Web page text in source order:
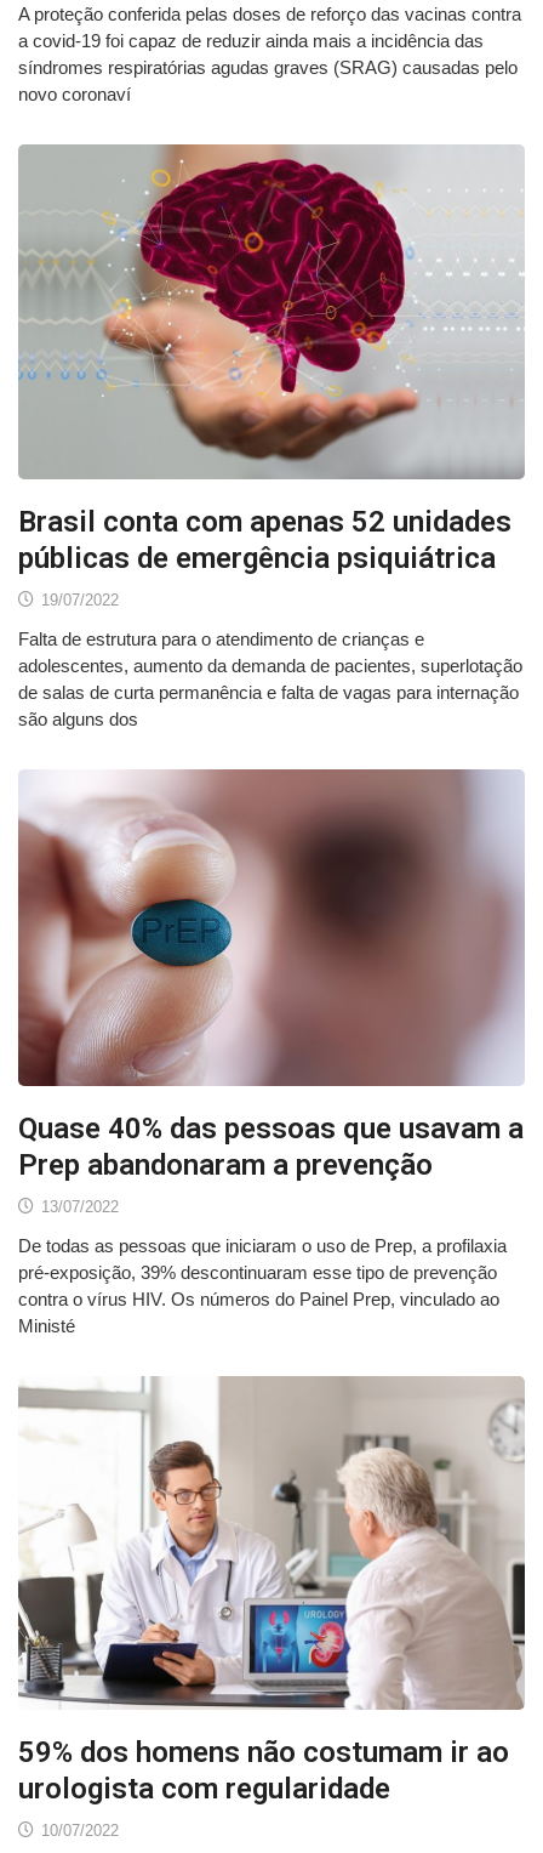
A proteção conferida pelas doses de reforço das vacinas contra
a covid-19 foi capaz de reduzir ainda mais a incidência das
síndromes respiratórias agudas graves (SRAG) causadas pelo
novo coronaví
Brasil conta com apenas 52 unidades
públicas de emergência psiquiátrica
19/07/2022
Falta de estrutura para o atendimento de crianças e
adolescentes, aumento da demanda de pacientes, superlotação
de salas de curta permanência e falta de vagas para internação
são alguns dos
Quase 40% das pessoas que usavam a
Prep abandonaram a prevenção
13/07/2022
De todas as pessoas que iniciaram o uso de Prep, a profilaxia
pré-exposição, 39% descontinuaram esse tipo de prevenção
contra o vírus HIV. Os números do Painel Prep, vinculado ao
Ministé
59% dos homens não costumam ir ao
urologista com regularidade
10/07/2022